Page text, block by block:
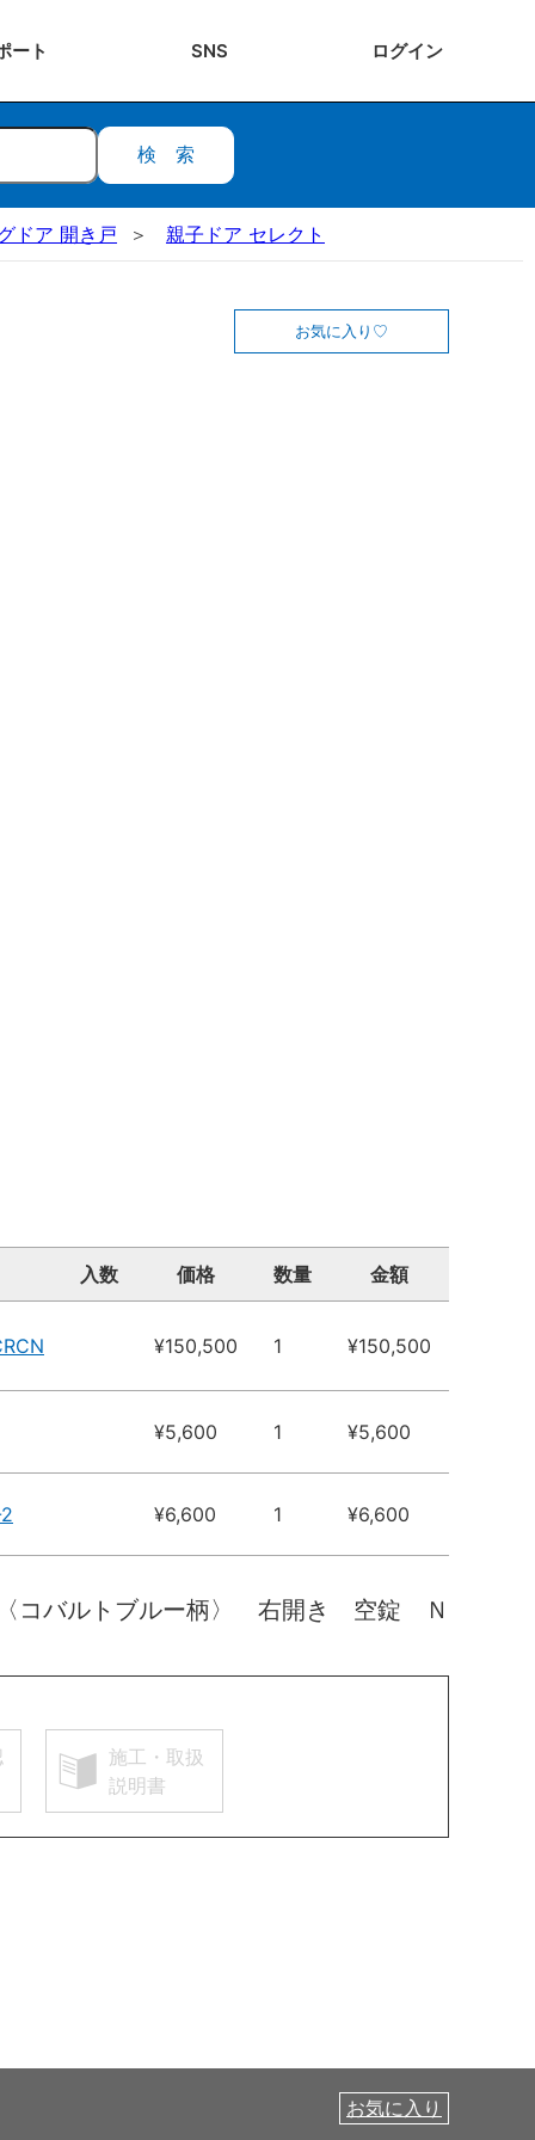
ート SNS ログイン
検索
ドア 開き戸 親子ドア セレクト
お気に入り
入数 価格 数量 金額
¥150,500 1 ¥150,500
¥5,600 1 ¥5,600
¥6,600 1 ¥6,600
コバルトブルー柄〉 右開き 空錠 Ｎ
施工・取扱
説明書
お気に入り